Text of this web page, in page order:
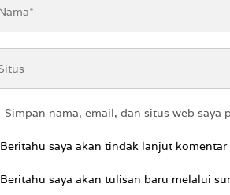
Simpan nama, email, dan situs web
Beritahu saya akan tindak lanjut
Beritahu saya akan tulisan baru melalui